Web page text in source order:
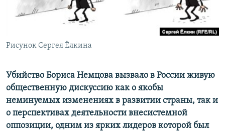
ПОБЕДИТЕЛЕЙ НЕ СУДЯТ?
КРЫМ.НЕПОКОРЕННЫЙ
ELIFBE
ПРИСОЕДИНЯЙТЕСЬ!
Все сайты RFE/RL
Рисунок Сергея Ёлкина
Убийство Бориса Немцова вызвало в России живую
общественную дискуссию как о якобы
неминуемых изменениях в развитии страны, так и
о перспективах деятельности внесистемной
оппозиции, одним из ярких лидеров которой был